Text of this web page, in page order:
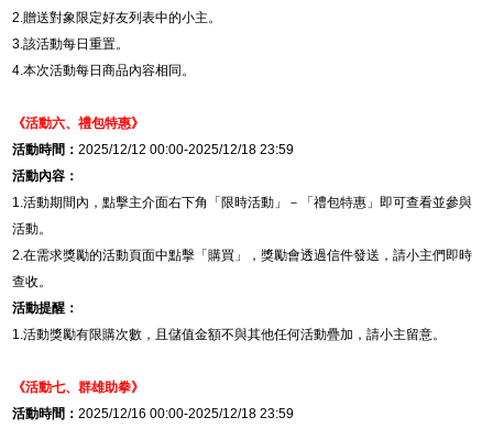
2.贈送對象限定好友列表中的小主。
3.該活動每日重置。
4.本次活動每日商品內容相同。
《活動六、禮包特惠》
活動時間：2025/12/12 00:00-2025/12/18 23:59
活動內容：
1.活動期間內，點擊主介面右下角「限時活動」－「禮包特惠」即可查看並參與
活動。
2.在需求獎勵的活動頁面中點擊「購買」，獎勵會透過信件發送，請小主們即時
查收。
活動提醒：
1.活動獎勵有限購次數，且儲值金額不與其他任何活動疊加，請小主留意。
《活動七、群雄助拳》
活動時間：2025/12/16 00:00-2025/12/18 23:59